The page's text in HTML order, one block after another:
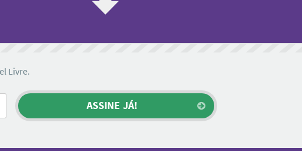
Livre.